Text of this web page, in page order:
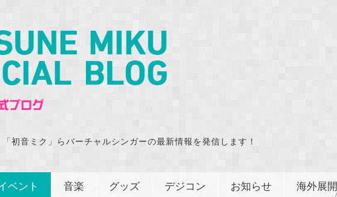
初音ミク」らバーチャルシンガーの最新情報を発信します！
ベント 音楽 グッズ デジコン お知らせ 海外展開